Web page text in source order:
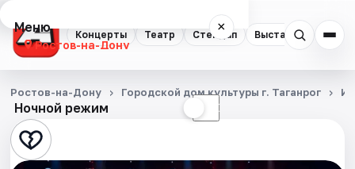
Концерты Театр Стендап Выставки
Меню ×
Ростов-на-Дону
Концерты
Театр
Стендап
Ночной режим ☾
Ростов-на-Дону Городской дом культуры г. Таганрог